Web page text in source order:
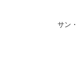
サン